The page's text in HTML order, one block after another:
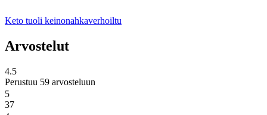
Keto tuoli keinonahkaverhoiltu
Arvostelut
4.5
Perustuu 59 arvosteluun
5
37